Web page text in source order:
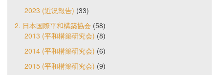
2023 (近況報告) (33)
2. 日本国際平和構築協会 (58)
2013 (平和構築研究会) (8)
2014 (平和構築研究会) (6)
2015 (平和構築研究会) (9)